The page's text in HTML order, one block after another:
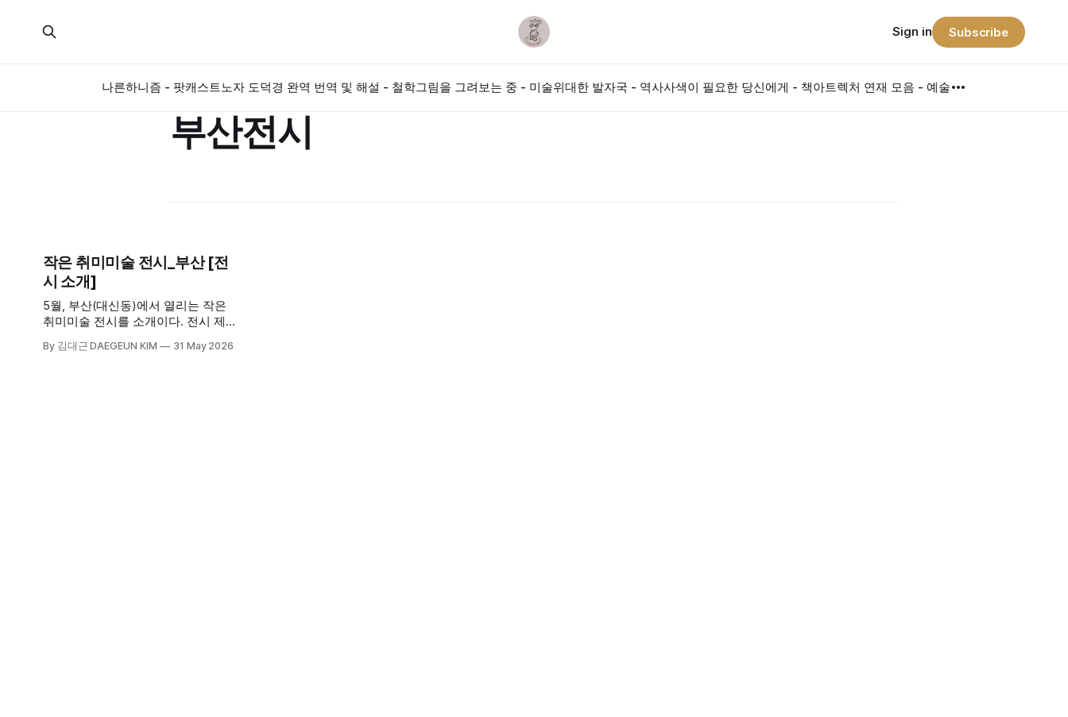
나른하니즘 - 팟캐스트노자 도덕경 완역 번역 및 해설 - 철학그림을 그려보는 중 - 미술위대한 발자국 - 역사사색이 필요한 당신에게 - 책아트렉처 연재 모음 - 예술
Sign in Subscribe
부산전시
작은 취미미술 전시_부산 [전
시 소개]
5월, 부산(대신동)에서 열리는 작은
취미미술 전시를 소개이다. 전시 제목
것이 나의 이야기가 되었다. 그림 전
By 김대근 DAEGEUN KIM 31 May 2026